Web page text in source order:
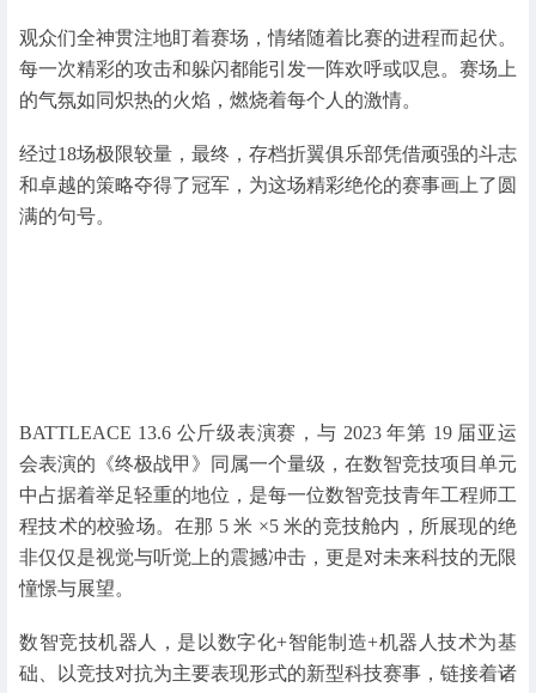
观众们全神贯注地盯着赛场，情绪随着比赛的进程而起伏。
每一次精彩的攻击和躲闪都能引发一阵欢呼或叹息。赛场上
的气氛如同炽热的火焰，燃烧着每个人的激情。
经过18场极限较量，最终，存档折翼俱乐部凭借顽强的斗志
和卓越的策略夺得了冠军，为这场精彩绝伦的赛事画上了圆
满的句号。
BATTLEACE 13.6 公斤级表演赛，与 2023 年第 19 届亚运
会表演的《终极战甲》同属一个量级，在数智竞技项目单元
中占据着举足轻重的地位，是每一位数智竞技青年工程师工
程技术的校验场。在那 5 米 ×5 米的竞技舱内，所展现的绝
非仅仅是视觉与听觉上的震撼冲击，更是对未来科技的无限
憧憬与展望。
数智竞技机器人，是以数字化+智能制造+机器人技术为基
础、以竞技对抗为主要表现形式的新型科技赛事，链接着诸